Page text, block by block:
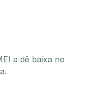
e dê baixa no